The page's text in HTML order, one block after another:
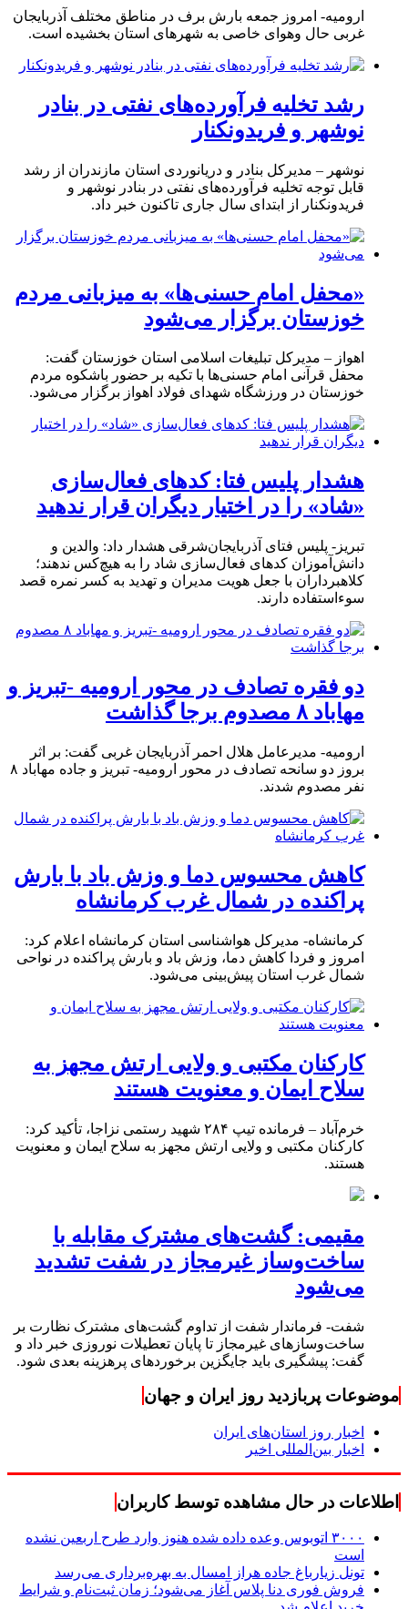
ارومیه- امروز جمعه بارش برف در مناطق مختلف آذربایجان
غربی حال وهوای خاصی به شهرهای استان بخشیده است.
رشد تخلیه فرآورده‌های نفتی در بنادر
نوشهر و فریدونکنار
نوشهر – مدیرکل بنادر و دریانوردی استان مازندران از رشد
قابل توجه تخلیه فرآورده‌های نفتی در بنادر نوشهر و
فریدونکنار از ابتدای سال جاری تاکنون خبر داد.
«محفل امام حسنی‌ها» به میزبانی مردم
خوزستان برگزار می‌شود
اهواز – مدیرکل تبلیغات اسلامی استان خوزستان گفت:
محفل قرآنی امام حسنی‌ها با تکیه بر حضور باشکوه مردم
خوزستان در ورزشگاه شهدای فولاد اهواز برگزار می‌شود.
هشدار پلیس فتا: کدهای فعال‌سازی
«شاد» را در اختیار دیگران قرار ندهید
تبریز- پلیس فتای آذربایجان‌شرقی هشدار داد: والدین و
دانش‌آموزان کدهای فعال‌سازی شاد را به هیچ‌کس ندهند؛
کلاهبرداران با جعل هویت مدیران و تهدید به کسر نمره قصد
سوءاستفاده دارند.
دو فقره تصادف در محور ارومیه -تبریز و
مهاباد ۸ مصدوم برجا گذاشت
ارومیه- مدیرعامل هلال احمر آذربایجان غربی گفت: بر اثر
بروز دو سانحه تصادف در محور ارومیه- تبریز و جاده مهاباد ۸
نفر مصدوم شدند.
کاهش محسوس دما و وزش باد با بارش
پراکنده در شمال غرب کرمانشاه
کرمانشاه- مدیرکل هواشناسی استان کرمانشاه اعلام کرد:
امروز و فردا کاهش دما، وزش باد و بارش پراکنده در نواحی
شمال غرب استان پیش‌بینی می‌شود.
کارکنان مکتبی و ولایی ارتش مجهز به
سلاح ایمان و معنویت هستند
خرم‌آباد – فرمانده تیپ ۲۸۴ شهید رستمی نزاجا، تأکید کرد:
کارکنان مکتبی و ولایی ارتش مجهز به سلاح ایمان و معنویت
هستند.
مقیمی: گشت‌های مشترک مقابله با
ساخت‌وساز غیرمجاز در شفت تشدید
می‌شود
شفت- فرماندار شفت از تداوم گشت‌های مشترک نظارت بر
ساخت‌وسازهای غیرمجاز تا پایان تعطیلات نوروزی خبر داد و
گفت: پیشگیری باید جایگزین برخوردهای پرهزینه بعدی شود.
موضوعات پربازدید روز ایران و جهان
اخبار روز استان‌های ایران
اخبار بین‌المللی اخیر
اطلاعات در حال مشاهده توسط کاربران
۳۰۰۰ اتوبوس وعده داده شده هنوز وارد طرح اربعین نشده
است
تونل زیارباغ جاده هراز امسال به بهره‌برداری می‌رسد
فروش فوری دنا پلاس آغاز می‌شود؛ زمان ثبت‌نام و شرایط